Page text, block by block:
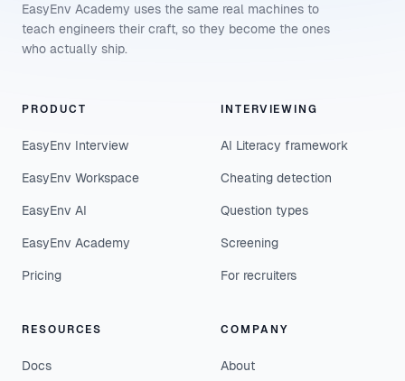
EasyEnv Academy uses the same real machines to
teach engineers their craft, so they become the ones
who actually ship.
PRODUCT
EasyEnv Interview
EasyEnv Workspace
EasyEnv AI
EasyEnv Academy
Pricing
INTERVIEWING
AI Literacy framework
Cheating detection
Question types
Screening
For recruiters
RESOURCES
Docs
COMPANY
About